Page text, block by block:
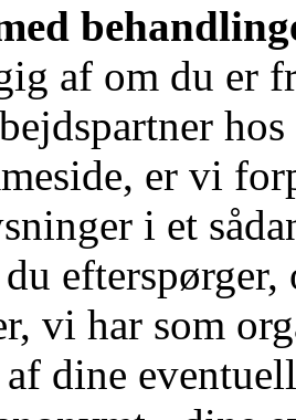
af om du er
er vi
i et
vi har som
dine